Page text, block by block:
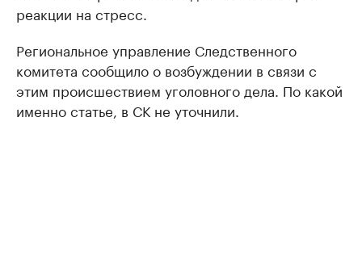
реакции на стресс.
Региональное управление Следственного
комитета сообщило о возбуждении в связи с
этим происшествием уголовного дела. По какой
именно статье, в СК не уточнили.